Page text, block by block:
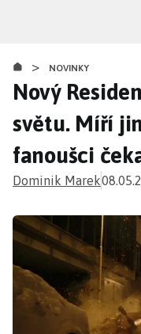
obsahu
> NOVINKY
Nový
světu. Míří
fanoušci
Dominik Marek